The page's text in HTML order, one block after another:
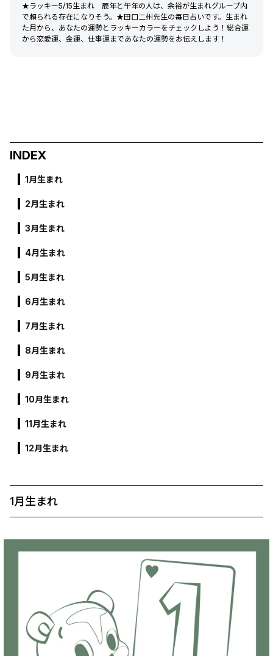
★ラッキー5/15生まれ 辰年と午年の人は、余裕が生まれグループ内
で頼られる存在になりそう。★田口二州先生の毎日占いです。生まれ
た月から、あなたの運勢とラッキーカラーをチェックしよう！総合運
から恋愛運、金運、仕事運まであなたの運勢をお伝えします！
INDEX
1月生まれ
2月生まれ
3月生まれ
4月生まれ
5月生まれ
6月生まれ
7月生まれ
8月生まれ
9月生まれ
10月生まれ
11月生まれ
12月生まれ
1月生まれ